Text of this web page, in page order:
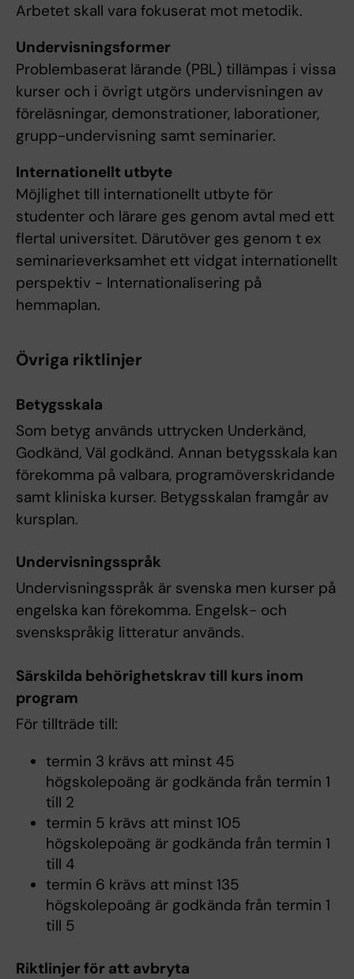
Arbetet skall vara fokuserat mot metodik.
Undervisningsformer
Problembaserat lärande (PBL) tillämpas i vissa
kurser och i övrigt utgörs undervisningen av
föreläsningar, demonstrationer, laborationer,
grupp-undervisning samt seminarier.
Internationellt utbyte
Möjlighet till internationellt utbyte för
studenter och lärare ges genom avtal med ett
flertal universitet. Därutöver ges genom t ex
seminarieverksamhet ett vidgat internationellt
perspektiv - Internationalisering på
hemmaplan.
Övriga riktlinjer
Betygsskala
Som betyg används uttrycken Underkänd,
Godkänd, Väl godkänd. Annan betygsskala kan
förekomma på valbara, programöverskridande
samt kliniska kurser. Betygsskalan framgår av
kursplan.
Undervisningsspråk
Undervisningsspråk är svenska men kurser på
engelska kan förekomma. Engelsk- och
svenskspråkig litteratur används.
Särskilda behörighetskrav till kurs inom
program
För tillträde till:
termin 3 krävs att minst 45
högskolepoäng är godkända från termin 1
till 2
termin 5 krävs att minst 105
högskolepoäng är godkända från termin 1
till 4
termin 6 krävs att minst 135
högskolepoäng är godkända från termin 1
till 5
Riktlinjer för att avbryta